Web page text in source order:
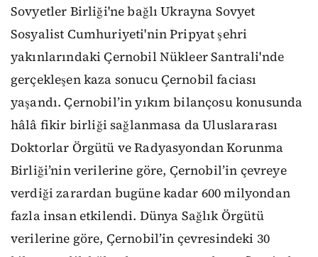
Sovyetler Birliği'ne bağlı Ukrayna Sovyet
Sosyalist Cumhuriyeti'nin Pripyat şehri
yakınlarındaki Çernobil Nükleer Santrali'nde
gerçekleşen kaza sonucu Çernobil faciası
yaşandı. Çernobil’in yıkım bilançosu konusunda
hâlâ fikir birliği sağlanmasa da Uluslararası
Doktorlar Örgütü ve Radyasyondan Korunma
Birliği’nin verilerine göre, Çernobil’in çevreye
verdiği zarardan bugüne kadar 600 milyondan
fazla insan etkilendi. Dünya Sağlık Örgütü
verilerine göre, Çernobil’in çevresindeki 30